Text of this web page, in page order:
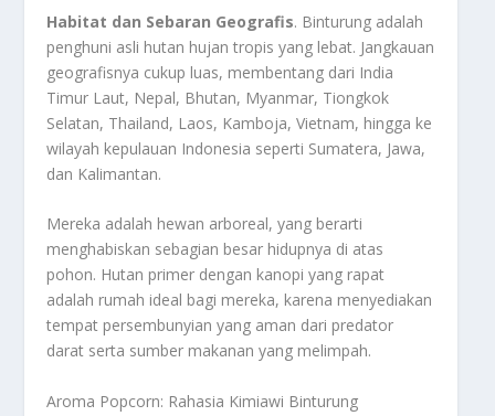
Habitat dan Sebaran Geografis. Binturung adalah
penghuni asli hutan hujan tropis yang lebat. Jangkauan
geografisnya cukup luas, membentang dari India
Timur Laut, Nepal, Bhutan, Myanmar, Tiongkok
Selatan, Thailand, Laos, Kamboja, Vietnam, hingga ke
wilayah kepulauan Indonesia seperti Sumatera, Jawa,
dan Kalimantan.
Mereka adalah hewan arboreal, yang berarti
menghabiskan sebagian besar hidupnya di atas
pohon. Hutan primer dengan kanopi yang rapat
adalah rumah ideal bagi mereka, karena menyediakan
tempat persembunyian yang aman dari predator
darat serta sumber makanan yang melimpah.
Aroma Popcorn: Rahasia Kimiawi Binturung